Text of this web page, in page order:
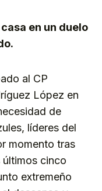
en un duelo
al CP
López en
de
líderes del
momento tras
últimos cinco
extremeño